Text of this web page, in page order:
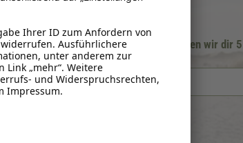
zu unserem Newsletter schenken wir dir